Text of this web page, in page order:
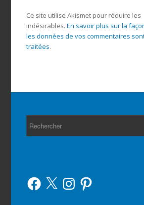
Ce site utilise Akismet pour réduire les
indésirables. En savoir plus sur la
les données de vos commentaires
traitées.
Facebook
X InstagramPinterest